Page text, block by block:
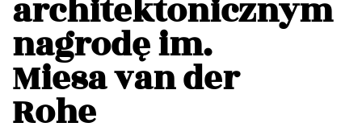
architektonicznym
nagrodę im.
Miesa van der
Rohe